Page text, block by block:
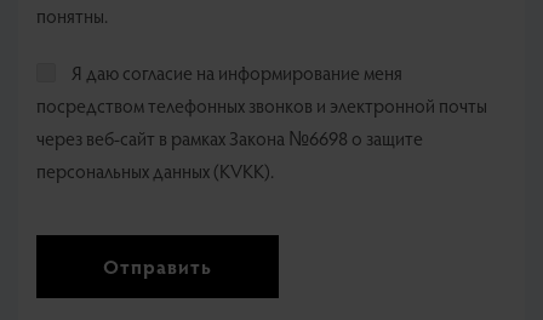
понятны.
Я даю согласие на информирование меня
посредством телефонных звонков и электронной почты
через веб-сайт в рамках Закона №6698 о защите
персональных данных (KVKK).
Отправить